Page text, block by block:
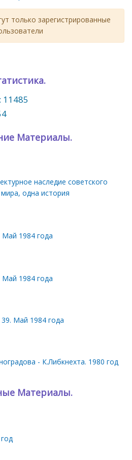
только зарегистрированные
11485
Материалы.
наследие советского
одна история
Май 1984 года
Май 1984 года
Май 1984 года
- К.Либкнехта. 1980 год
Материалы.